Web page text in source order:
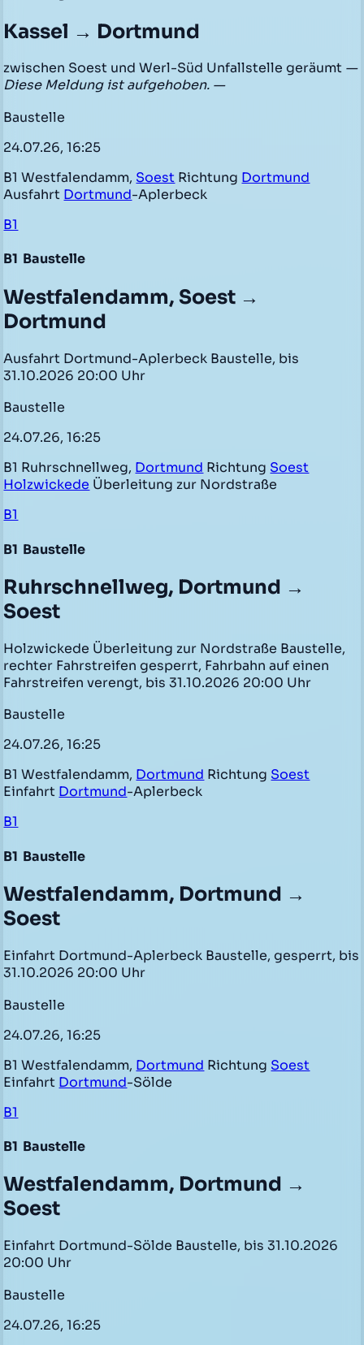
Kassel → Dortmund
zwischen Soest und Werl-Süd Unfallstelle geräumt —
Diese Meldung ist aufgehoben. —
Baustelle
24.07.26, 16:25
B1 Westfalendamm, Soest Richtung Dortmund
Ausfahrt Dortmund-Aplerbeck
B1
B1 Baustelle
Westfalendamm, Soest →
Dortmund
Ausfahrt Dortmund-Aplerbeck Baustelle, bis
31.10.2026 20:00 Uhr
Baustelle
24.07.26, 16:25
B1 Ruhrschnellweg, Dortmund Richtung Soest
Holzwickede Überleitung zur Nordstraße
B1
B1 Baustelle
Ruhrschnellweg, Dortmund →
Soest
Holzwickede Überleitung zur Nordstraße Baustelle,
rechter Fahrstreifen gesperrt, Fahrbahn auf einen
Fahrstreifen verengt, bis 31.10.2026 20:00 Uhr
Baustelle
24.07.26, 16:25
B1 Westfalendamm, Dortmund Richtung Soest
Einfahrt Dortmund-Aplerbeck
B1
B1 Baustelle
Westfalendamm, Dortmund →
Soest
Einfahrt Dortmund-Aplerbeck Baustelle, gesperrt, bis
31.10.2026 20:00 Uhr
Baustelle
24.07.26, 16:25
B1 Westfalendamm, Dortmund Richtung Soest
Einfahrt Dortmund-Sölde
B1
B1 Baustelle
Westfalendamm, Dortmund →
Soest
Einfahrt Dortmund-Sölde Baustelle, bis 31.10.2026
20:00 Uhr
Baustelle
24.07.26, 16:25